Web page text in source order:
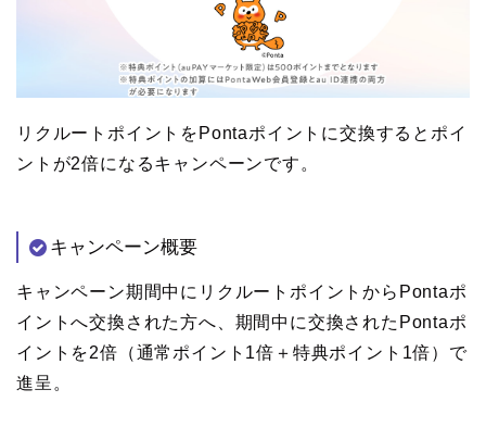
リクルートポイントをPontaポイントに交換するとポイ
ントが2倍になるキャンペーンです。
キャンペーン概要
キャンペーン期間中にリクルートポイントからPontaポ
イントへ交換された方へ、期間中に交換されたPontaポ
イントを2倍（通常ポイント1倍＋特典ポイント1倍）で
進呈。